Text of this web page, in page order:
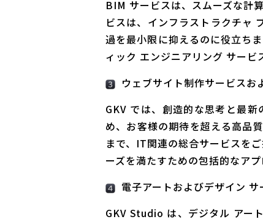
BIM サービスは、スムーズな計
ビスは、インフラストラクチャ
過を最小限に抑えるのに役立ち
ィック エンジニアリング サービ
ウェブサイト制作サービスお
GKV では、創造的な思考と最
め、お客様の期待を超える高品
まで、IT関連の総合サービスを
ーズを満たすための包括的なアプ
電子アートおよびデザイン サ
GKV Studio は、デジタル アー